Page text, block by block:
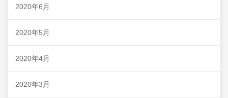
2020年6月
2020年5月
2020年4月
2020年3月